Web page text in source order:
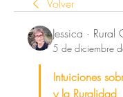
Volver
Jessica · Rural
5 de diciembre
Intuiciones
y la Ruralidad